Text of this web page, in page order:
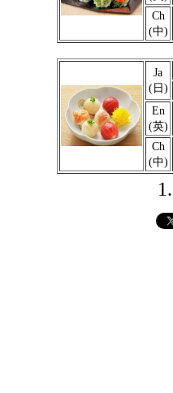
Ch
(中)
Ja
(日)
En
(英)
Ch
(中)
1.